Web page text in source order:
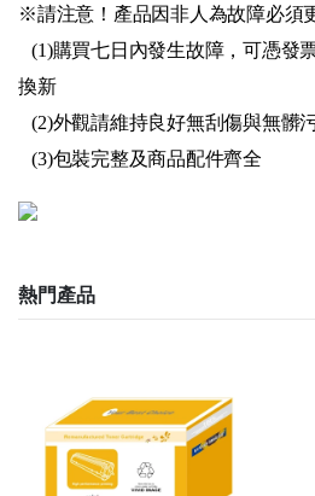
※請注意！產品因非人為故障必須
(1)購買七日內發生故障，可憑發
換新
(2)外觀請維持良好無刮傷與無髒
(3)包裝完整及商品配件齊全
熱門產品